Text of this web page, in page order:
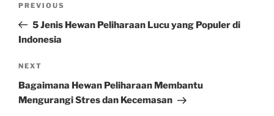
Previous
Post
PREVIOUS
5 Jenis Hewan Peliharaan Lucu yang Populer di
Indonesia
Next
Post
NEXT
Bagaimana Hewan Peliharaan Membantu
Mengurangi Stres dan Kecemasan